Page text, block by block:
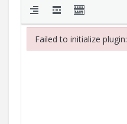
Failed to initialize
Failed to initialize plugin: